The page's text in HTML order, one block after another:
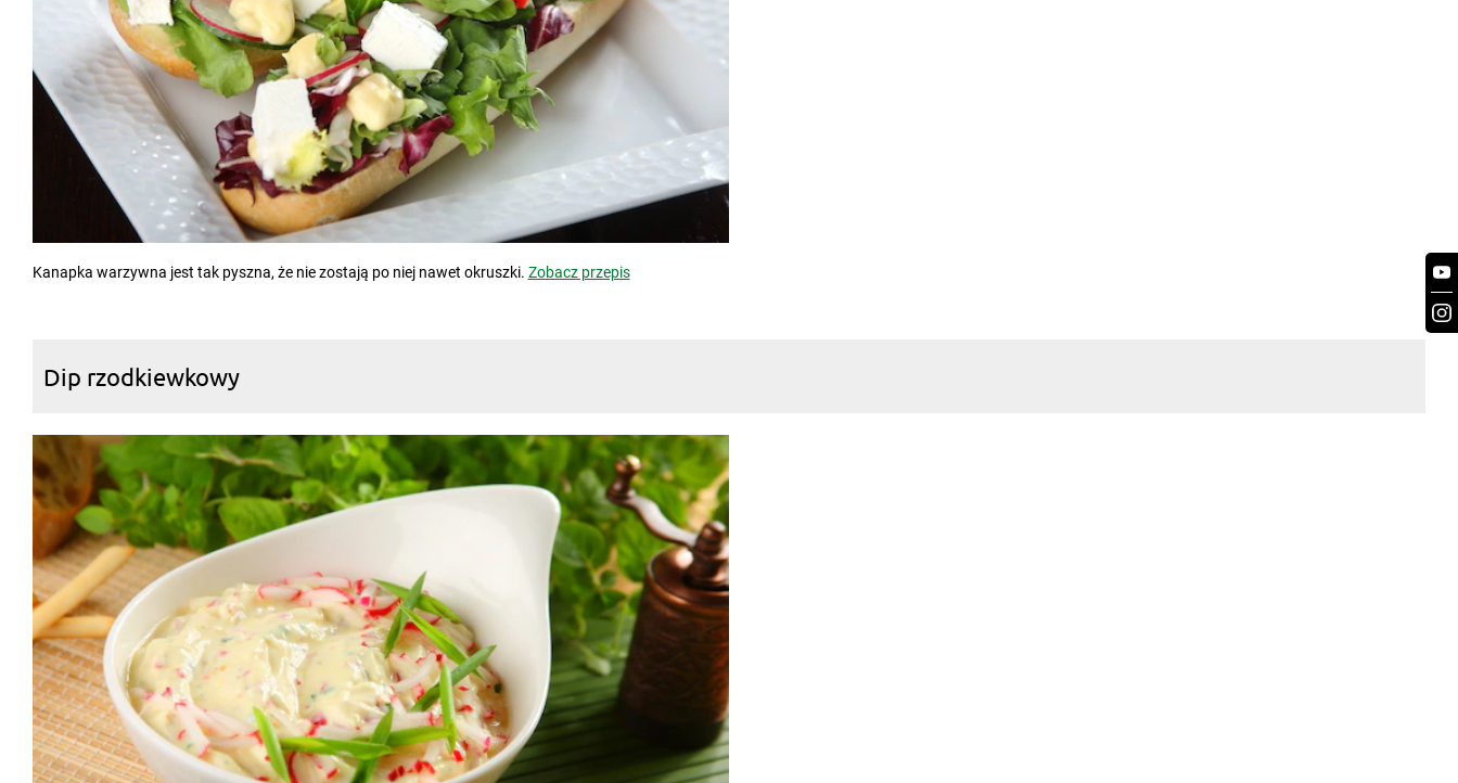
Kanapka warzywna jest tak pyszna, że nie zostają po niej nawet okruszki. Zobacz przepis
Dip rzodkiewkowy